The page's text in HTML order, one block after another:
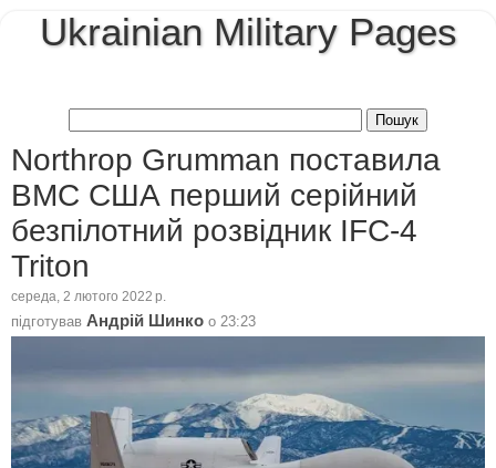
Ukrainian Military Pages
Northrop Grumman поставила
ВМС США перший серійний
безпілотний розвідник IFC-4
Triton
середа, 2 лютого 2022 р.
підготував Андрій Шинко о 23:23